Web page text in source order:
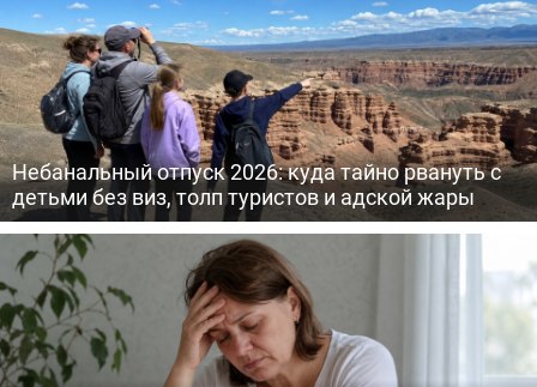
Небанальный отпуск 2026: куда тайно рвануть с
детьми без виз, толп туристов и адской жары